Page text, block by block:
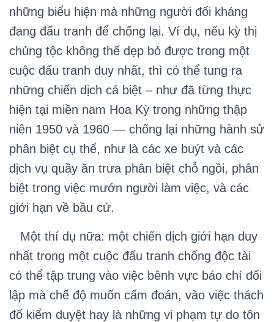
những biểu hiện mà những người đối kháng
đang đấu tranh để chống lại. Ví dụ, nếu kỳ thị
chủng tộc không thể dẹp bỏ được trong một
cuộc đấu tranh duy nhất, thì có thể tung ra
những chiến dịch cá biệt – như đã từng thực
hiện tại miền nam Hoa Kỳ trong những thập
niên 1950 và 1960 — chống lại những hành sử
phân biệt cụ thể, như là các xe buýt và các
dịch vụ quầy ăn trưa phân biệt chỗ ngồi, phân
biệt trong việc mướn người làm việc, và các
giới hạn về bầu cử.
Một thí dụ nữa: một chiến dịch giới hạn duy
nhất trong một cuộc đấu tranh chống độc tài
có thể tập trung vào việc bênh vực báo chí đối
lập mà chế độ muốn cấm đoán, vào việc thách
đố kiểm duyệt hay là những vi phạm tự do tôn